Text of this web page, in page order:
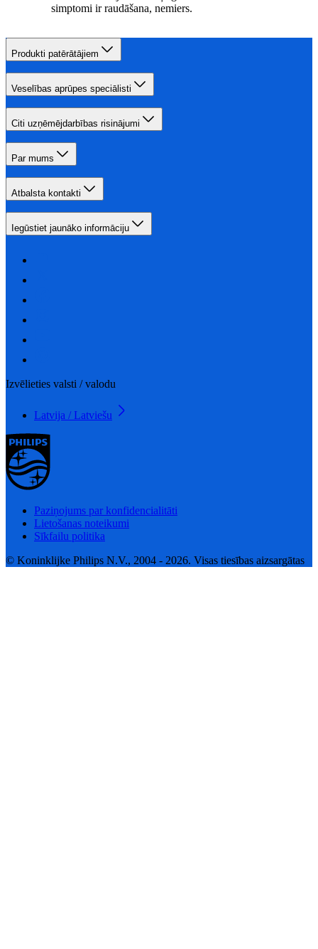
simptomi ir raudāšana, nemiers.
Produkti patērātājiem
Veselības aprūpes speciālisti
Citi uzņēmējdarbības risinājumi
Par mums
Atbalsta kontakti
Iegūstiet jaunāko informāciju
Izvēlieties valsti / valodu
Latvija / Latviešu
Paziņojums par konfidencialitāti
Lietošanas noteikumi
Sīkfailu politika
© Koninklijke Philips N.V., 2004 - 2026. Visas tiesības aizsargātas